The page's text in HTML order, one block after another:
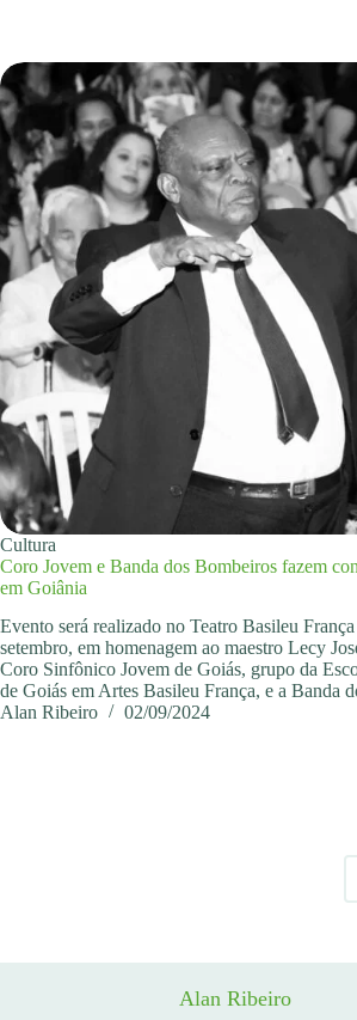
Cultura
Coro Jovem e Banda dos Bombeiros fazem
em Goiânia
Evento será realizado no Teatro Basileu
setembro, em homenagem ao maestro Lecy
Coro Sinfônico Jovem de Goiás, grupo da
de Goiás em Artes Basileu França, e a Banda
Alan Ribeiro
02/09/2024
Alan Ribeiro